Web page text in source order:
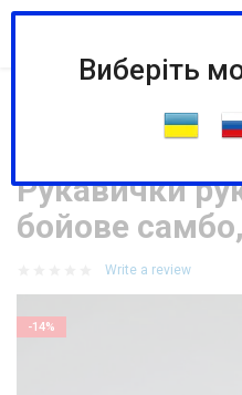
Магазин
Екіпірування для єдиноборств
Рукавички рукопашні, бойове
Рукавички
бойове
Write a review
-14%
Виберіть